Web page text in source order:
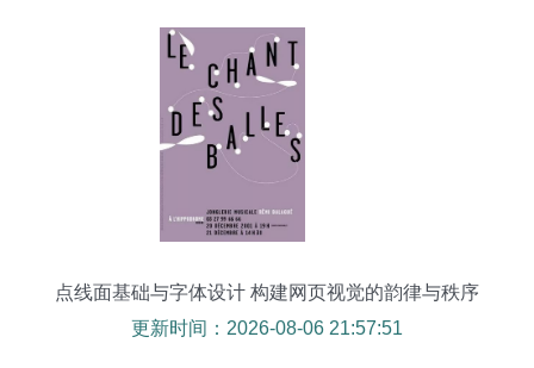
点线面基础与字体设计 构建网页视觉的韵律与秩序
更新时间：2026-08-06 21:57:51